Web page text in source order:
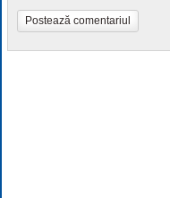
Postează comentariul